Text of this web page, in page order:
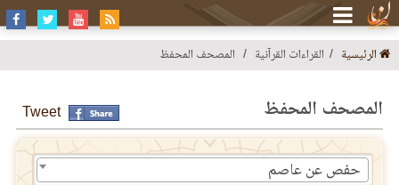
الرئيسية القراءات القرآنية المصحف المحفظ
المصحف المحفظ Tweet
حفص عن عاصم